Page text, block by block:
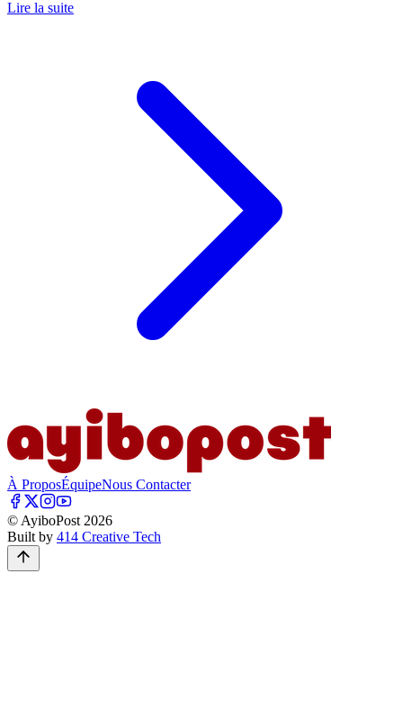
Lire la suite
À ProposÉquipeNous Contacter
© AyiboPost 2026
Built by 414 Creative Tech